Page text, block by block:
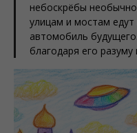
небоскрёбы
улицам и мостам
автомобиль
благодаря его